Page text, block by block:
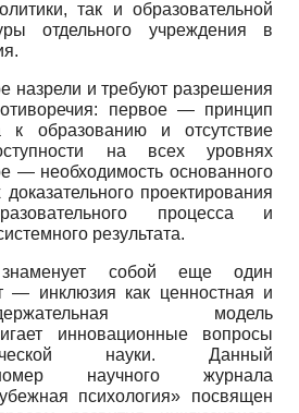
так и образовательной
отдельного учреждения в
назрели и требуют разрешения
первое — принцип
к образованию и отсутствие
на всех уровнях
— необходимость основанного
проектирования
процесса и
результата.
собой еще один
— инклюзия как ценностная и
содержательная модель
инновационные вопросы
науки. Данный
научного журнала
психология» посвящен